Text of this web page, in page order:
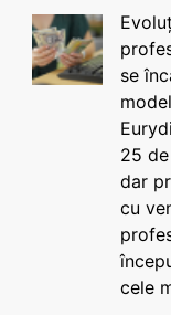
se
25
dar
cu
cele